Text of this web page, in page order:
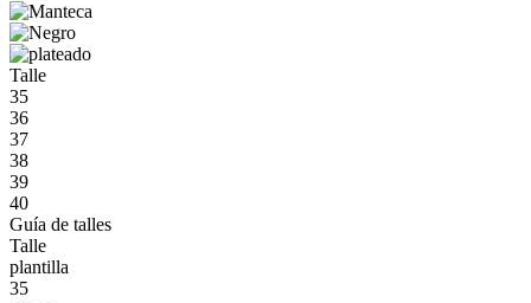
Talle
35
36
37
38
39
40
Guía de talles
Talle
plantilla
35